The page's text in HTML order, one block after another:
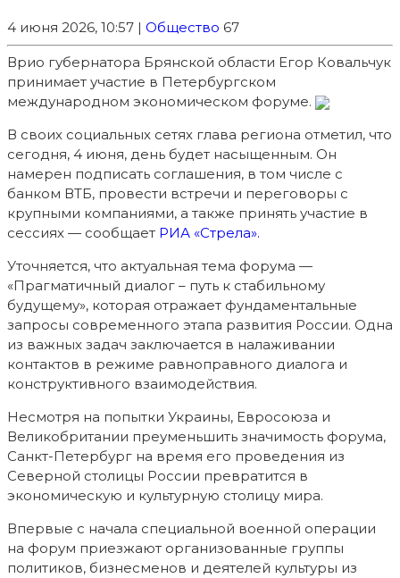
4 июня 2026, 10:57 | Общество 67
Врио губернатора Брянской области Егор Ковальчук
принимает участие в Петербургском
международном экономическом форуме.
В своих социальных сетях глава региона отметил, что
сегодня, 4 июня, день будет насыщенным. Он
намерен подписать соглашения, в том числе с
банком ВТБ, провести встречи и переговоры с
крупными компаниями, а также принять участие в
сессиях — сообщает РИА «Стрела».
Уточняется, что актуальная тема форума —
«Прагматичный диалог – путь к стабильному
будущему», которая отражает фундаментальные
запросы современного этапа развития России. Одна
из важных задач заключается в налаживании
контактов в режиме равноправного диалога и
конструктивного взаимодействия.
Несмотря на попытки Украины, Евросоюза и
Великобритании преуменьшить значимость форума,
Санкт-Петербург на время его проведения из
Северной столицы России превратится в
экономическую и культурную столицу мира.
Впервые с начала специальной военной операции
на форум приезжают организованные группы
политиков, бизнесменов и деятелей культуры из